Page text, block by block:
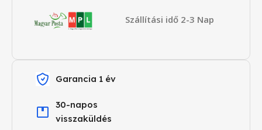
Szállítási idő 2-3 Nap
Garancia 1 év
30-napos
visszaküldés